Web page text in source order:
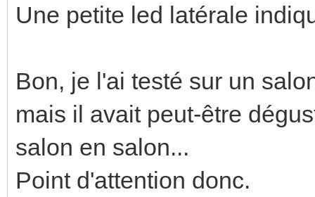
Une petite led latérale
Bon, je l'ai testé sur un
mais il avait peut-être
salon en salon...
Point d'attention donc.